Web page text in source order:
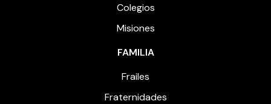
Colegios
Misiones
FAMILIA
Frailes
Fraternidades